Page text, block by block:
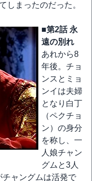
しまったのだった。
■第2話 永
遠の別れ
あれから8
年後。チョ
ンスとミョ
ンイは夫婦
となり白丁
（ペクチョ
ン）の身分
を称し、一
人娘チャン
グムと3人
ャングムは活発で